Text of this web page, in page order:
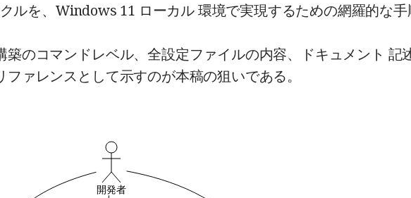
ルを、Windows 11 ローカル 環境で実現するための網羅的な
のコマンドレベル、全設定ファイルの内容、ドキュメント 記
ァレンスとして示すのが本稿の狙いである。